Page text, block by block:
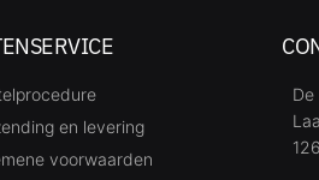
en levering
voorwaarden